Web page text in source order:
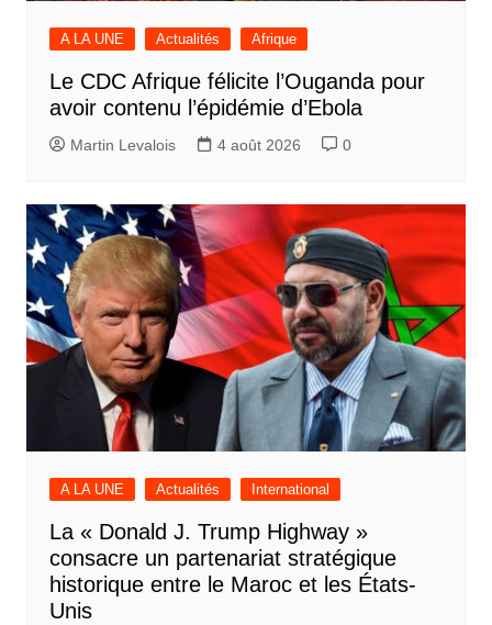
A LA UNE Actualités Afrique
Le CDC Afrique félicite l’Ouganda pour
avoir contenu l’épidémie d’Ebola
Martin Levalois 4 août 2026 0
A LA UNE Actualités International
La « Donald J. Trump Highway »
consacre un partenariat stratégique
historique entre le Maroc et les États-
Unis